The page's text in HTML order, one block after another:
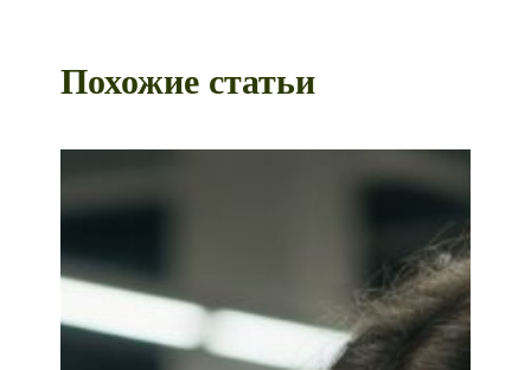
Похожие статьи